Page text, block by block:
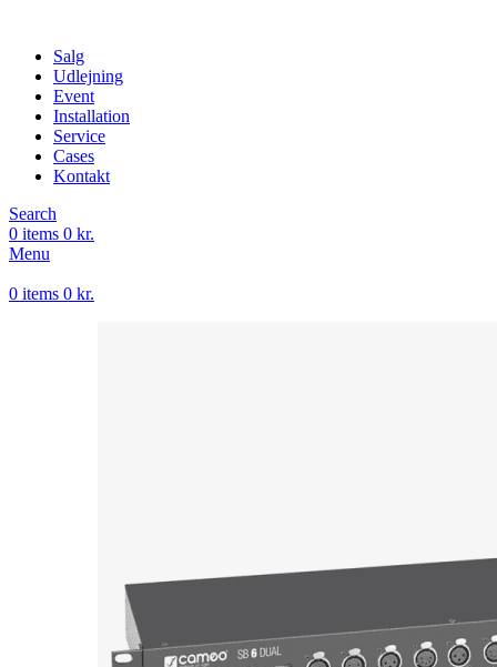
Salg
Udlejning
Event
Installation
Service
Cases
Kontakt
Search
0 items 0 kr.
Menu
0 items 0 kr.